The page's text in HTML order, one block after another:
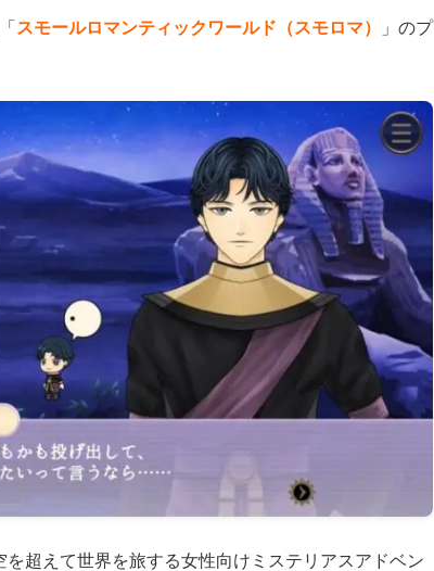
スモールロマンティックワールド（スモロマ）
」のプ
超えて世界を旅する女性向けミステリアスアドベン